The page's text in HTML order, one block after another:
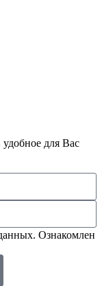
для Вас
Ознакомлен